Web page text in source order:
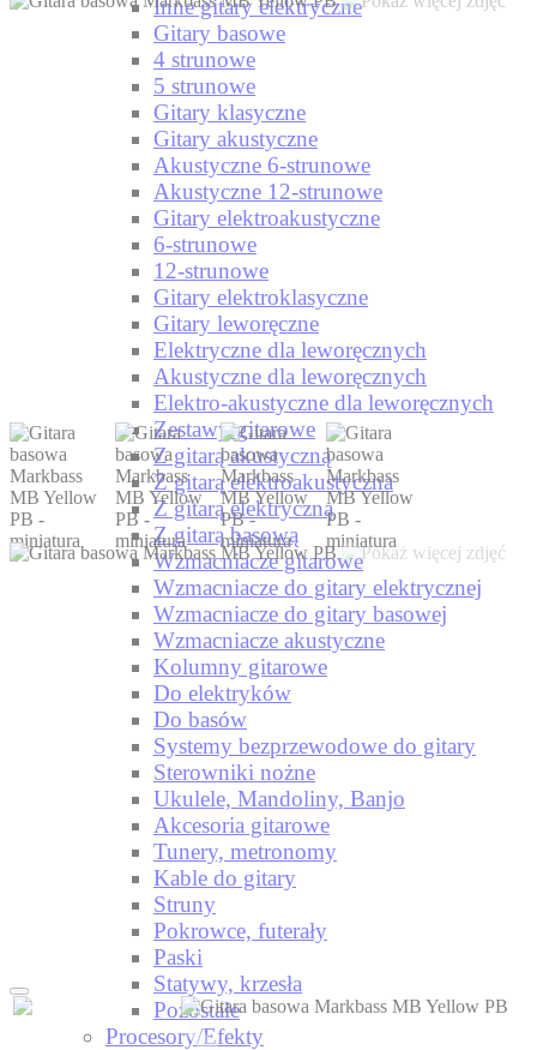
Inne gitary elektryczne
Gitary basowe
4 strunowe
5 strunowe
Gitary klasyczne
Gitary akustyczne
Akustyczne 6-strunowe
Akustyczne 12-strunowe
Gitary elektroakustyczne
6-strunowe
12-strunowe
Gitary elektroklasyczne
Gitary leworęczne
Elektryczne dla leworęcznych
Akustyczne dla leworęcznych
Elektro-akustyczne dla leworęcznych
Zestawy gitarowe
Z gitarą akustyczną
Z gitarą elektroakustyczna
Z gitarą elektryczną
Z gitarą basową
Wzmacniacze gitarowe
Wzmacniacze do gitary elektrycznej
Wzmacniacze do gitary basowej
Wzmacniacze akustyczne
Kolumny gitarowe
Do elektryków
Do basów
Systemy bezprzewodowe do gitary
Sterowniki nożne
Ukulele, Mandoliny, Banjo
Akcesoria gitarowe
Tunery, metronomy
Kable do gitary
Struny
Pokrowce, futerały
Paski
Statywy, krzesła
Pozostale
Procesory/Efekty